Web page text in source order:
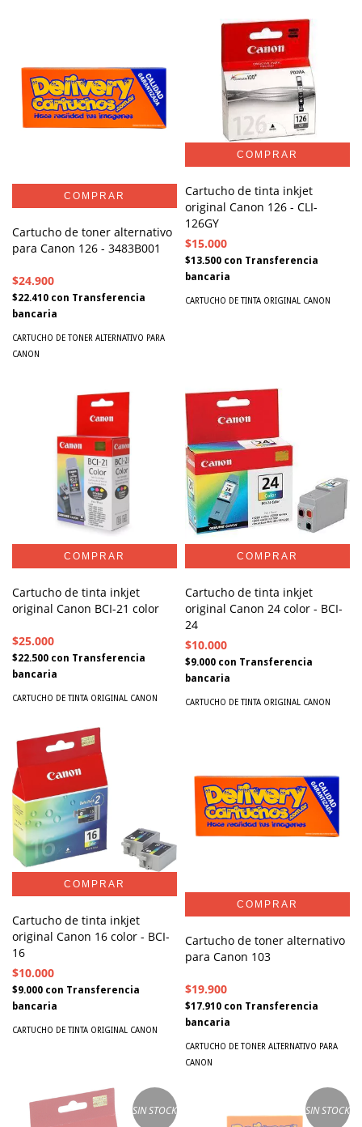
Cartucho de toner alternativo
para Canon 126 - 3483B001
$24.900
$22.410 con Transferencia
bancaria
CARTUCHO DE TONER ALTERNATIVO PARA
CANON
Cartucho de tinta inkjet
original Canon 126 - CLI-
126GY
$15.000
$13.500 con Transferencia
bancaria
CARTUCHO DE TINTA ORIGINAL CANON
Cartucho de tinta inkjet
original Canon BCI-21 color
$25.000
$22.500 con Transferencia
bancaria
CARTUCHO DE TINTA ORIGINAL CANON
Cartucho de tinta inkjet
original Canon 24 color - BCI-
24
$10.000
$9.000 con Transferencia
bancaria
CARTUCHO DE TINTA ORIGINAL CANON
Cartucho de tinta inkjet
original Canon 16 color - BCI-
16
$10.000
$9.000 con Transferencia
bancaria
CARTUCHO DE TINTA ORIGINAL CANON
Cartucho de toner alternativo
para Canon 103
$19.900
$17.910 con Transferencia
bancaria
CARTUCHO DE TONER ALTERNATIVO PARA
CANON
SIN STOCK SIN STOCK